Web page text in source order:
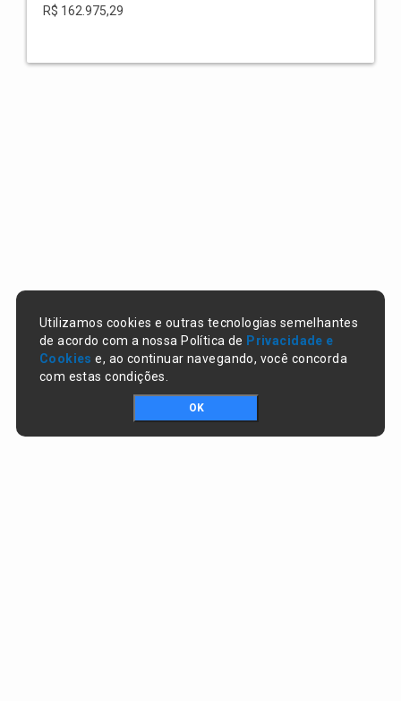
R$ 162.975,29
Utilizamos cookies e outras tecnologias semelhantes
de acordo com a nossa Política de Privacidade e
Cookies e, ao continuar navegando, você concorda
com estas condições.
OK